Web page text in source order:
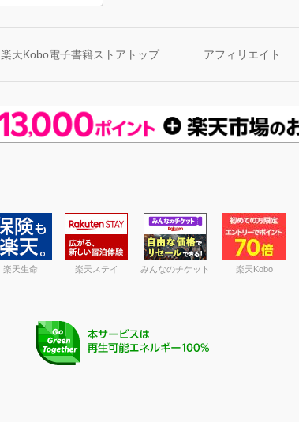
楽天Kobo電子書籍ストアトップ アフィリエイト
楽天生命 楽天ステイ みんなのチケット 楽天Kobo